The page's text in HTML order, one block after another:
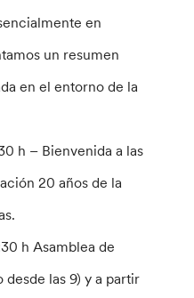
en
un resumen
en el entorno de la
h – Bienvenida a las
20 años de la
h Asamblea de
desde las 9) y a partir